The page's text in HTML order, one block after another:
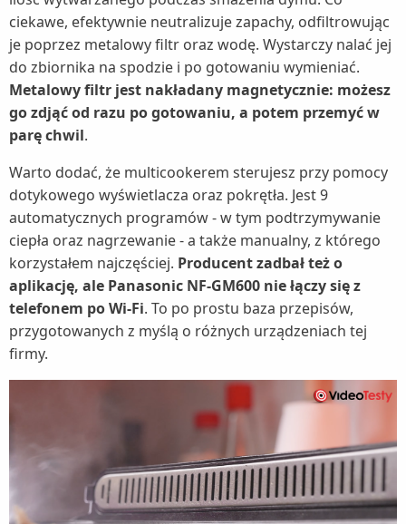
ciekawe, efektywnie neutralizuje zapachy, odfiltrowując
je poprzez metalowy filtr oraz wodę. Wystarczy nalać jej
do zbiornika na spodzie i po gotowaniu wymieniać.
Metalowy filtr jest nakładany magnetycznie: możesz
go zdjąć od razu po gotowaniu, a potem przemyć w
parę chwil.
Warto dodać, że multicookerem sterujesz przy pomocy
dotykowego wyświetlacza oraz pokrętła. Jest 9
automatycznych programów - w tym podtrzymywanie
ciepła oraz nagrzewanie - a także manualny, z którego
korzystałem najczęściej. Producent zadbał też o
aplikację, ale Panasonic NF-GM600 nie łączy się z
telefonem po Wi-Fi. To po prostu baza przepisów,
przygotowanych z myślą o różnych urządzeniach tej
firmy.